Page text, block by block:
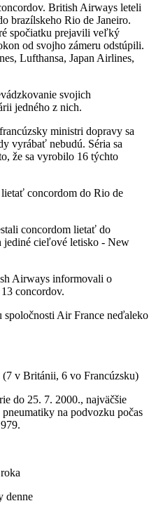
British Airways leteli
brazílskeho Rio de Janeiro.
spočiatku prejavili veľký
od svojho zámeru odstúpili.
Lufthansa, Japan Airlines,
svojich
jedného z nich.
ministri dopravy sa
vyrábať nebudú. Séria sa
že sa vyrobilo 16 týchto
concordom do Rio de
concordom lietať do
jediné cieľové letisko - New
Airways informovali o
concordov.
Air France neďaleko
v Británii, 6 vo Francúzsku)
do 25. 7. 2000., najväčšie
na podvozku počas
denne